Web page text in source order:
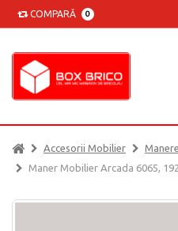
COMPARĂ 0
Accesorii Mobilier
Maner Mobilier Arcada 6065,